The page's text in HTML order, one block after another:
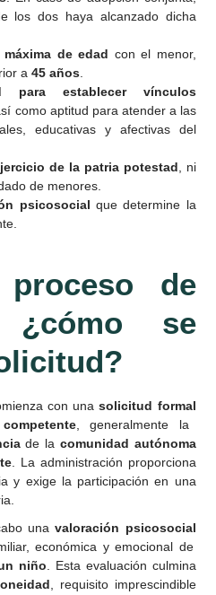
los dos haya alcanzado dicha
de edad con el menor,
a45 años.
para establecer vínculos
como aptitud para atender a las
educativas y afectivas del
de la patria potestad, ni
de menores.
psicosocial que determine la
de
¿cómo se
con unasolicitud formal
, generalmente la
de la comunidad autónoma
. La administración proporciona
y exige la participación en una
unavaloración psicosocial
económica y emocional de
niño . Esta evaluación culmina
, requisito imprescindible